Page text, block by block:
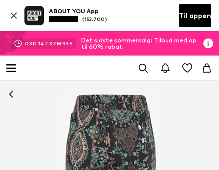
ABOUT YOU App
(152.700) Til appen
03D 14 T 37M 33 S
Det sidste sommersalg: Tilbud med op
til 60% rabat